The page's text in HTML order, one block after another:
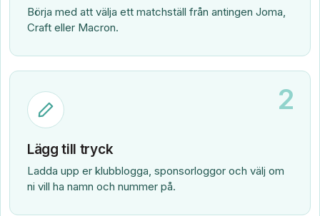
Börja med att välja ett matchställ från antingen Joma,
Craft eller Macron.
2
Lägg till tryck
Ladda upp er klubblogga, sponsorloggor och välj om
ni vill ha namn och nummer på.